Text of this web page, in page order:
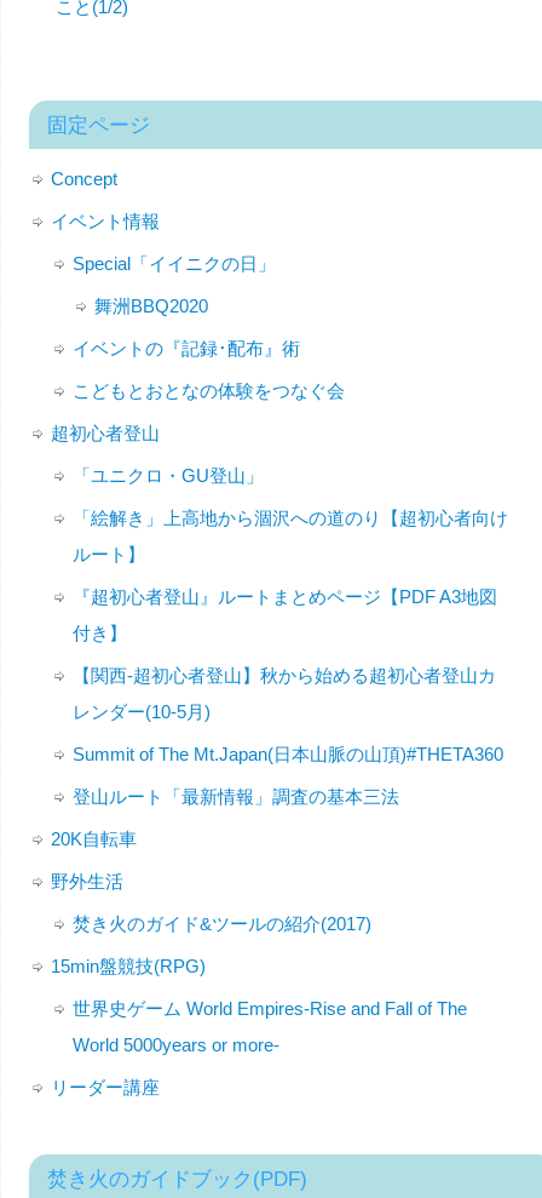
こと(1/2)
固定ページ
Concept
イベント情報
Special「イイニクの日」
舞洲BBQ2020
イベントの『記録･配布』術
こどもとおとなの体験をつなぐ会
超初心者登山
「ユニクロ・GU登山」
「絵解き」上高地から涸沢への道のり【超初心者向け
ルート】
『超初心者登山』ルートまとめページ【PDF A3地図
付き】
【関西-超初心者登山】秋から始める超初心者登山カ
レンダー(10-5月)
Summit of The Mt.Japan(日本山脈の山頂)#THETA360
登山ルート「最新情報」調査の基本三法
20K自転車
野外生活
焚き火のガイド&ツールの紹介(2017)
15min盤競技(RPG)
世界史ゲーム World Empires-Rise and Fall of The
World 5000years or more-
リーダー講座
焚き火のガイドブック(PDF)